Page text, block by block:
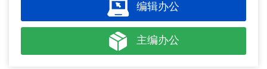
编辑办公
主编办公